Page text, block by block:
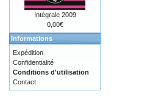
Intégrale 2009
0,00€
Informations
Expédition
Confidentialité
Conditions d'utilisation
Contact